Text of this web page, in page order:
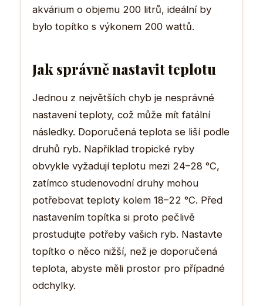
akvárium o objemu 200 litrů, ideální by
bylo topítko s výkonem 200 wattů.
Jak správně nastavit teplotu
Jednou z největších chyb je nesprávné
nastavení teploty, což může mít fatální
následky. Doporučená teplota se liší podle
druhů ryb. Například tropické ryby
obvykle vyžadují teplotu mezi 24–28 °C,
zatímco studenovodní druhy mohou
potřebovat teploty kolem 18–22 °C. Před
nastavením topítka si proto pečlivě
prostudujte potřeby vašich ryb. Nastavte
topítko o něco nižší, než je doporučená
teplota, abyste měli prostor pro případné
odchylky.